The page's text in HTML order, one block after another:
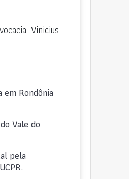
Vinicius
Rondônia
Vale do
pela